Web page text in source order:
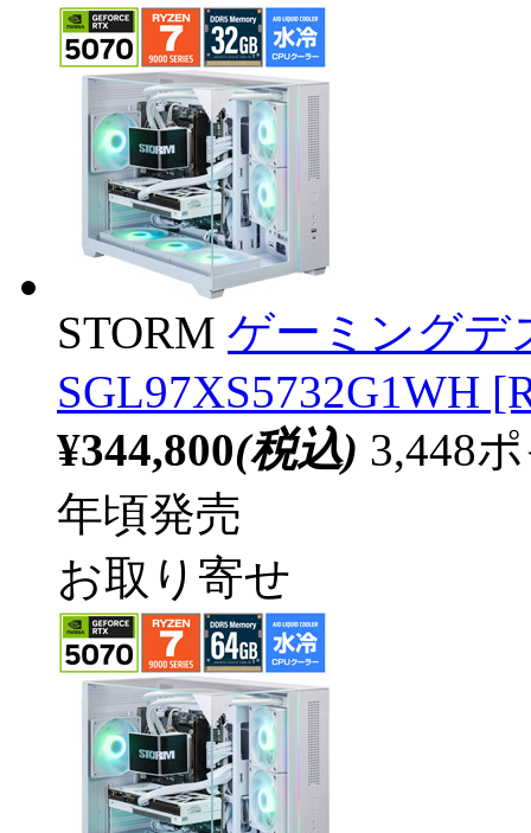
STORM ゲーミングデ
SGL97XS5732G1WH
¥344,800(税込) 3,448
年頃発売
お取り寄せ